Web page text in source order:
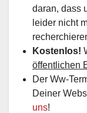
daran, dass
leider nicht
Kostenlos!
öffentlichen
Der Ww-
Deiner
uns!